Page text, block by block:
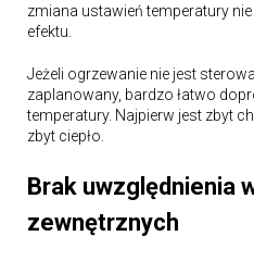
zmiana ustawień temperatury
efektu.
Jeżeli ogrzewanie nie jest
zaplanowany, bardzo łatwo
temperatury. Najpierw jest zbyt
zbyt ciepło.
Brak uwzględnienia
zewnętrznych